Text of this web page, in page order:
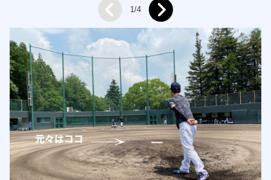
Prev 1/4 Next